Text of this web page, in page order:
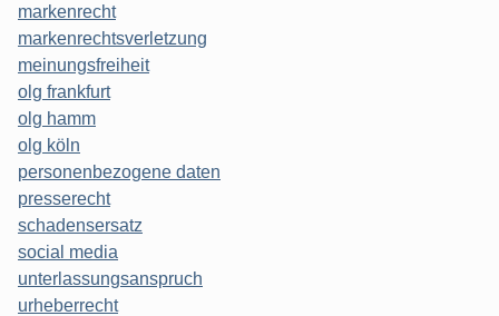
markenrecht
markenrechtsverletzung
meinungsfreiheit
olg frankfurt
olg hamm
olg köln
personenbezogene daten
presserecht
schadensersatz
social media
unterlassungsanspruch
urheberrecht